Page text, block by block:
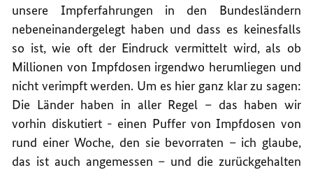
unsere Impferfahrungen in den Bundesländern
nebeneinandergelegt haben und dass es keinesfalls
so ist, wie oft der Eindruck vermittelt wird, als ob
Millionen von Impfdosen irgendwo herumliegen und
nicht verimpft werden. Um es hier ganz klar zu sagen:
Die Länder haben in aller Regel – das haben wir
vorhin diskutiert - einen Puffer von Impfdosen von
rund einer Woche, den sie bevorraten – ich glaube,
das ist auch angemessen – und die zurückgehalten